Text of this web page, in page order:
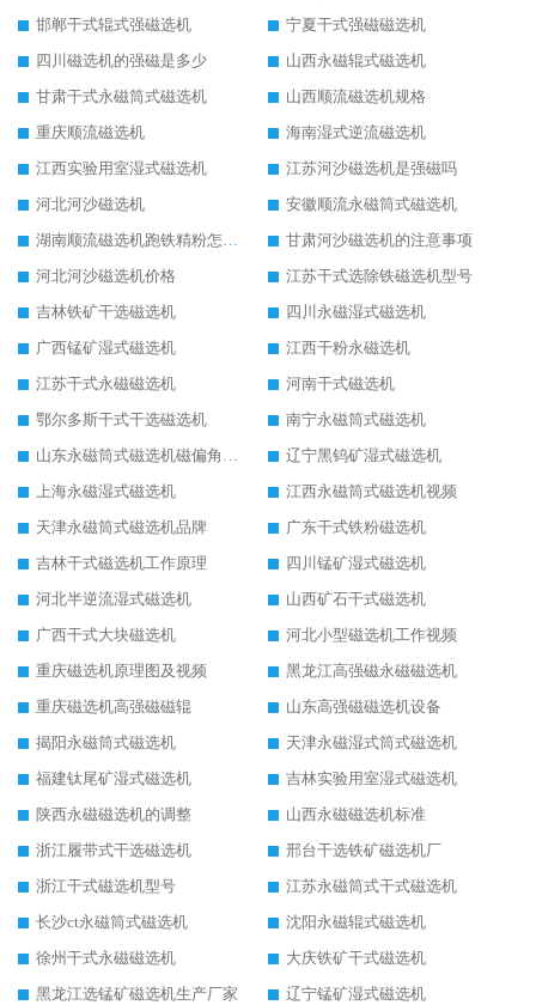
邯郸干式辊式强磁选机
宁夏干式强磁磁选机
四川磁选机的强磁是多少
山西永磁辊式磁选机
甘肃干式永磁筒式磁选机
山西顺流磁选机规格
重庆顺流磁选机
海南湿式逆流磁选机
江西实验用室湿式磁选机
江苏河沙磁选机是强磁吗
河北河沙磁选机
安徽顺流永磁筒式磁选机
湖南顺流磁选机跑铁精粉怎么处理
甘肃河沙磁选机的注意事项
河北河沙磁选机价格
江苏干式选除铁磁选机型号
吉林铁矿干选磁选机
四川永磁湿式磁选机
广西锰矿湿式磁选机
江西干粉永磁选机
江苏干式永磁磁选机
河南干式磁选机
鄂尔多斯干式干选磁选机
南宁永磁筒式磁选机
山东永磁筒式磁选机磁偏角怎么调整
辽宁黑钨矿湿式磁选机
上海永磁湿式磁选机
江西永磁筒式磁选机视频
天津永磁筒式磁选机品牌
广东干式铁粉磁选机
吉林干式磁选机工作原理
四川锰矿湿式磁选机
河北半逆流湿式磁选机
山西矿石干式磁选机
广西干式大块磁选机
河北小型磁选机工作视频
重庆磁选机原理图及视频
黑龙江高强磁永磁磁选机
重庆磁选机高强磁磁辊
山东高强磁磁选机设备
揭阳永磁筒式磁选机
天津永磁湿式筒式磁选机
福建钛尾矿湿式磁选机
吉林实验用室湿式磁选机
陕西永磁磁选机的调整
山西永磁磁选机标准
浙江履带式干选磁选机
邢台干选铁矿磁选机厂
浙江干式磁选机型号
江苏永磁筒式干式磁选机
长沙ct永磁筒式磁选机
沈阳永磁辊式磁选机
徐州干式永磁磁选机
大庆铁矿干式磁选机
黑龙江选锰矿磁选机生产厂家
辽宁锰矿湿式磁选机